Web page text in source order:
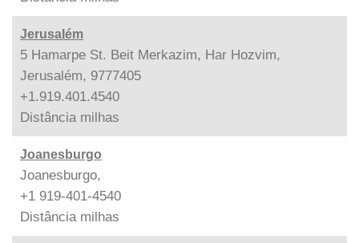
Jerusalém
5 Hamarpe St. Beit Merkazim, Har Hozvim,
Jerusalém, 9777405
+1.919.401.4540
Distância milhas
Joanesburgo
Joanesburgo,
+1 919-401-4540
Distância milhas